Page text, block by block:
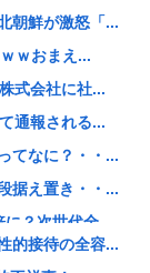
朝鮮が激怒「...
ｗおまえ...
式会社に社...
通報される...
てなに？・・...
据え置き・・...
？次世代全...
ヨッメ「金は...
的接待の全容...